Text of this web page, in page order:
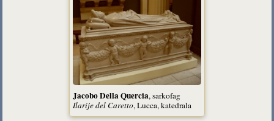
Jacobo Della Quercia, sarkofag
Ilarije del Caretto, Lucca, katedrala